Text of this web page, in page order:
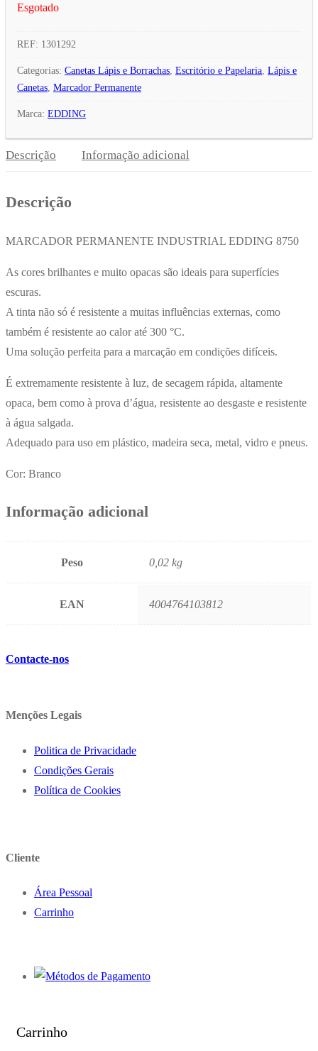
Esgotado
REF: 1301292
Categorias: Canetas Lápis e Borrachas, Escritório e Papelaria, Lápis e
Canetas, Marcador Permanente
Marca: EDDING
Descrição Informação adicional
Descrição
MARCADOR PERMANENTE INDUSTRIAL EDDING 8750
As cores brilhantes e muito opacas são ideais para superfícies
escuras.
A tinta não só é resistente a muitas influências externas, como
também é resistente ao calor até 300 °C.
Uma solução perfeita para a marcação em condições difíceis.
É extremamente resistente à luz, de secagem rápida, altamente
opaca, bem como à prova d’água, resistente ao desgaste e resistente
à água salgada.
Adequado para uso em plástico, madeira seca, metal, vidro e pneus.
Cor: Branco
Informação adicional
Peso 0,02 kg
EAN 4004764103812
Contacte-nos
Menções Legais
Politica de Privacidade
Condições Gerais
Política de Cookies
Cliente
Área Pessoal
Carrinho
Carrinho